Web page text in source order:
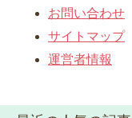
お問い合わせ
サイトマップ
運営者情報